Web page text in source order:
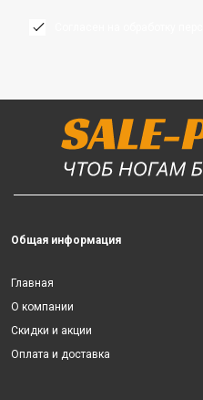
Общая информация
Главная
О компании
Скидки и акции
Оплата и доставка